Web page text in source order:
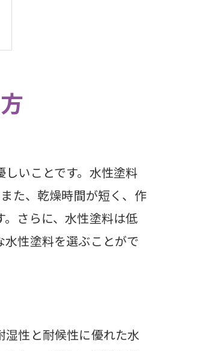
いことです。水性塗料
た、乾燥時間が短く、作
さらに、水性塗料は低
性塗料を選ぶことがで
性と耐候性に優れた水